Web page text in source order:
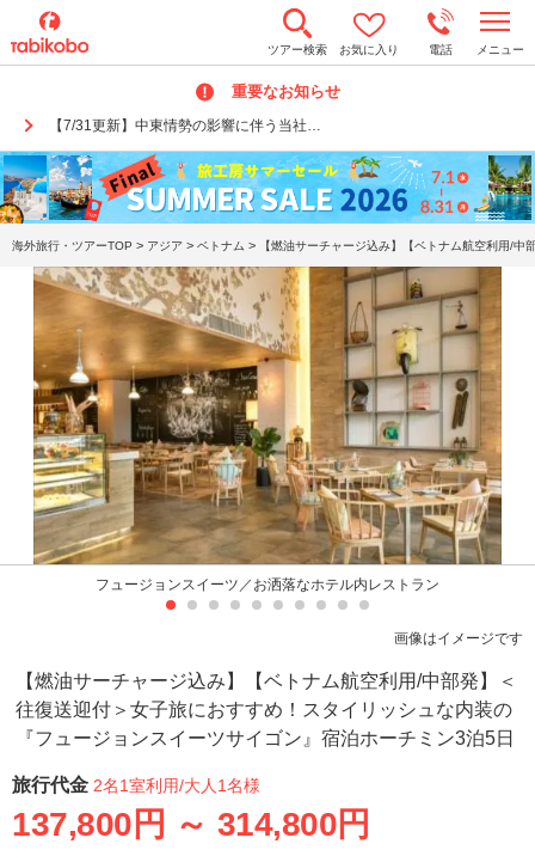
ツアー検索 お気に入り 電話 メニュー
重要なお知らせ
【7/31更新】中東情勢の影響に伴う当社…
o
n
a
v
i
g
a
t
i
海外旅行・ツアーTOP > アジア > ベトナム > 【燃油サーチャージ込み】【ベトナム航空利用/
フュージョンスイーツ／お洒落なホテル内レストラン
画像はイメージです
【燃油サーチャージ込み】【ベトナム航空利用/中部発】＜
往復送迎付＞女子旅におすすめ！スタイリッシュな内装の
『フュージョンスイーツサイゴン』宿泊ホーチミン3泊5日
旅行代金 2名1室利用/大人1名様
137,800円 ～ 314,800円